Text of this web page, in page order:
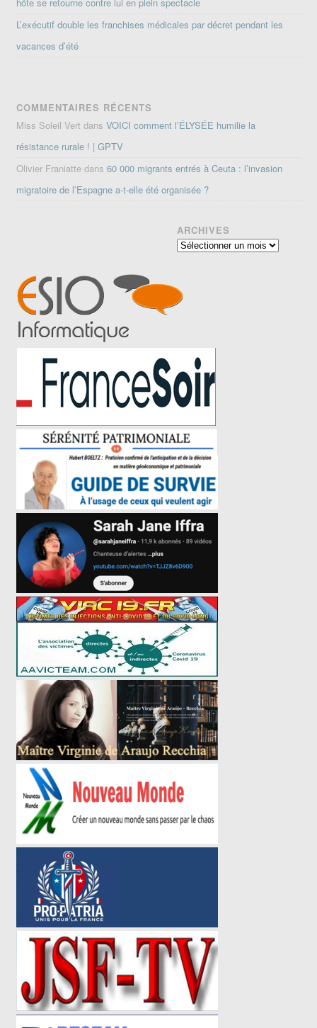
L’exécutif double les franchises médicales par décret pendant les
vacances d’été
COMMENTAIRES RÉCENTS
Miss Soleil Vert dansVOICI comment l’ÉLYSÉE humilie la
résistance rurale ! | GPTV
Olivier Franiatte dans60 000 migrants entrés à Ceuta : l’invasion
migratoire de l’Espagne a-t-elle été organisée ?
ARCHIVES
Archives